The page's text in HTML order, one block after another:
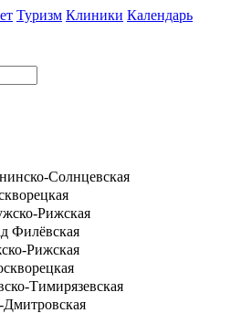
Туризм Клиники Календарь
Солнцевская
Рижская
Филёвская
Рижская
Тимирязевская